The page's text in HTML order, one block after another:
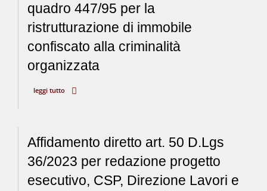
quadro 447/95 per la
ristrutturazione di immobile
confiscato alla criminalità
organizzata
leggi tutto
Affidamento diretto art. 50 D.Lgs
36/2023 per redazione progetto
esecutivo, CSP, Direzione Lavori e